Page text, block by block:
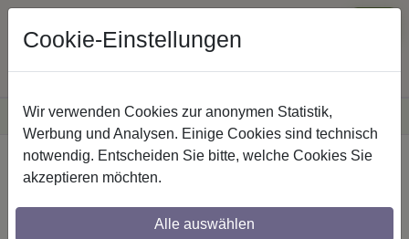
VersandkostenfreieLieferung innerhalb Deutschlands
Sichere Zahlung
Startseite Innenlaufstangen Edelstahl-Optik
aus Edelstahl-Optik in 14x35 mm, 1-läufig,
Cookie-Einstellungen
Wir verwenden Cookies zur anonymen Statistik,
Werbung und Analysen. Einige Cookies sind technisch
notwendig. Entscheiden Sie bitte, welche Cookies Sie
akzeptieren möchten.
Alle auswählen